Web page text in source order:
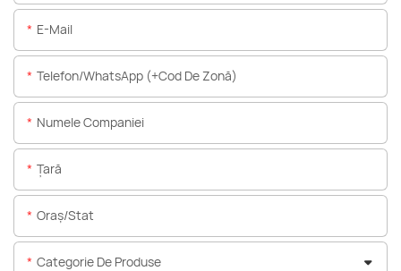
E-Mail
Telefon/WhatsApp (+Cod De Zonă)
Numele Companiei
Ţară
Oraș/stat
Categorie De Produse